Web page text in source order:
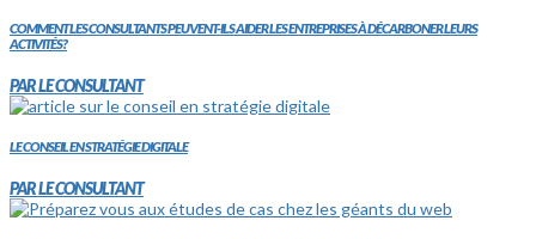
COMMENT LES CONSULTANTS PEUVENT-ILS AIDER LES ENTREPRISES À DÉCARBONER LEURS
ACTIVITÉS?
PAR LE CONSULTANT
LE CONSEIL EN STRATÉGIE DIGITALE
PAR LE CONSULTANT